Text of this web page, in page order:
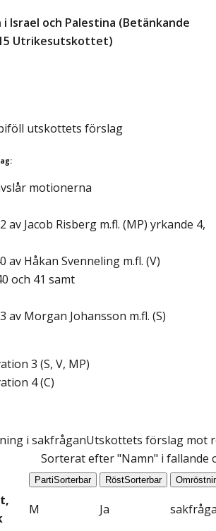
Israel och Palestina (Betänkande
Utrikesutskottet)
utskottets förslag
:
motionerna
av Jacob Risberg m.fl. (MP) yrkande 4,
av Håkan Svenneling m.fl. (V)
och 41 samt
av Morgan Johansson m.fl. (S)
3 (S, V, MP)
4(C)
i sakfråganUtskottets förslag mot
Sorterat efter "Namn" i fallande
PartiSorterbar RöstSorterbar
M Ja